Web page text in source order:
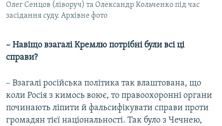
Олег Сенцов (ліворуч) та Олександр Кольченко під час
засідання суду. Архівне фото
– Навіщо взагалі Кремлю потрібні були всі ці
справи?
– Взагалі російська політика так влаштована, що
коли Росія з кимось воює, то правоохоронні органи
починають ліпити й фальсифікувати справи проти
громадян тієї національності. Так було з Чечнею,